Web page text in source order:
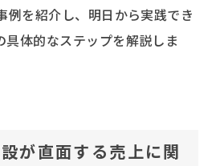
例を紹介し、明日から実践でき
体的なステップを解説しま
が直面する売上に関